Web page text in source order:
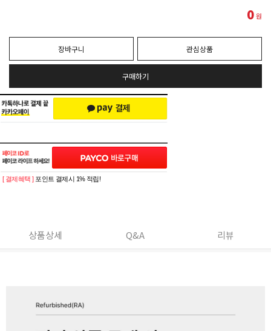
0원
장바구니 관심상품
구매하기
[ 결제혜택 ] 포인트 결제시 1% 적립!
상품상세 Q&A 리뷰